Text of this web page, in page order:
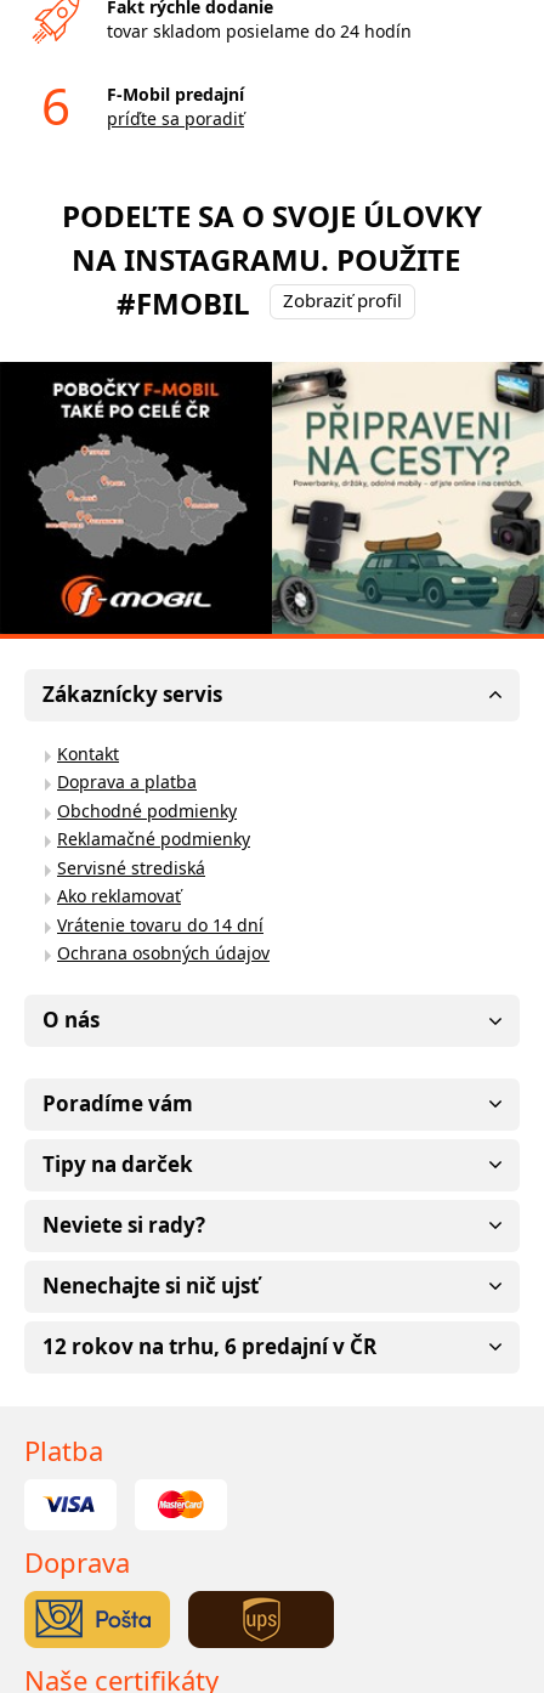
Fakt rýchle dodanie
tovar skladom posielame do 24 hodín
6
F-Mobil predajní
príďte sa poradiť
PODEĽTE SA O SVOJE ÚLOVKY
NA INSTAGRAMU. POUŽITE
#FMOBIL
Zobraziť profil
Zákaznícky servis
Kontakt
Doprava a platba
Obchodné podmienky
Reklamačné podmienky
Servisné strediská
Ako reklamovať
Vrátenie tovaru do 14 dní
Ochrana osobných údajov
O nás
Poradíme vám
Tipy na darček
Neviete si rady?
Nenechajte si nič ujsť
12 rokov na trhu, 6 predajní v ČR
Platba
Doprava
Naše certifikáty